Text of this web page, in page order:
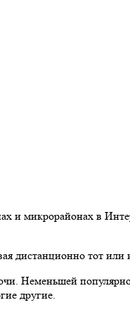
и микрорайонах в
дистанционно тот
Неменьшей
другие.